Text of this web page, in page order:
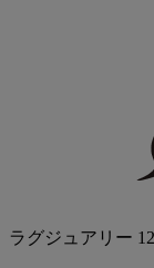
ラグジュアリー